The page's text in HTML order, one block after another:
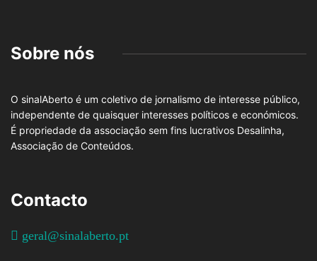
Sobre nós
O sinalAberto é um coletivo de jornalismo de interesse público,
independente de quaisquer interesses políticos e económicos.
É propriedade da associação sem fins lucrativos Desalinha,
Associação de Conteúdos.
Contacto
geral@sinalaberto.pt